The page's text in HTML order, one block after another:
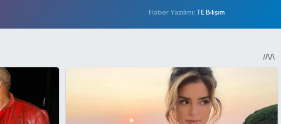
Haber Yazılımı: TE Bilişim